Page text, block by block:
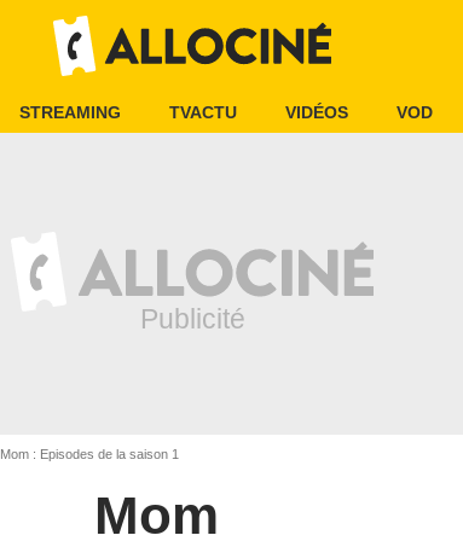
STREAMING TVACTU VIDÉOS VOD
Mom : Episodes de la saison 1
Mom